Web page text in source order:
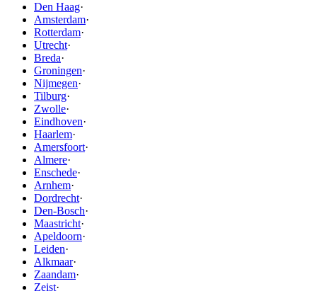
Den Haag·
Amsterdam·
Rotterdam·
Utrecht·
Breda·
Groningen·
Nijmegen·
Tilburg·
Zwolle·
Eindhoven·
Haarlem·
Amersfoort·
Almere·
Enschede·
Arnhem·
Dordrecht·
Den-Bosch·
Maastricht·
Apeldoorn·
Leiden·
Alkmaar·
Zaandam·
Zeist·